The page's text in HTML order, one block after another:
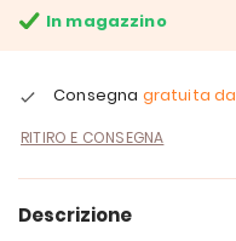
In magazzino
Consegna gratuita da
RITIRO E CONSEGNA
Descrizione